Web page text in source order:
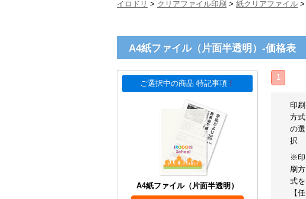
イロドリ > クリアファイル印刷 > 紙クリアファイル >
A4紙ファイル（片面半透明）-価格表
ご選択中の商品 特記事項 ！
A4紙ファイル（片面半透明）
1
印刷
方式
の選
択
※印
刷方
式を
【任